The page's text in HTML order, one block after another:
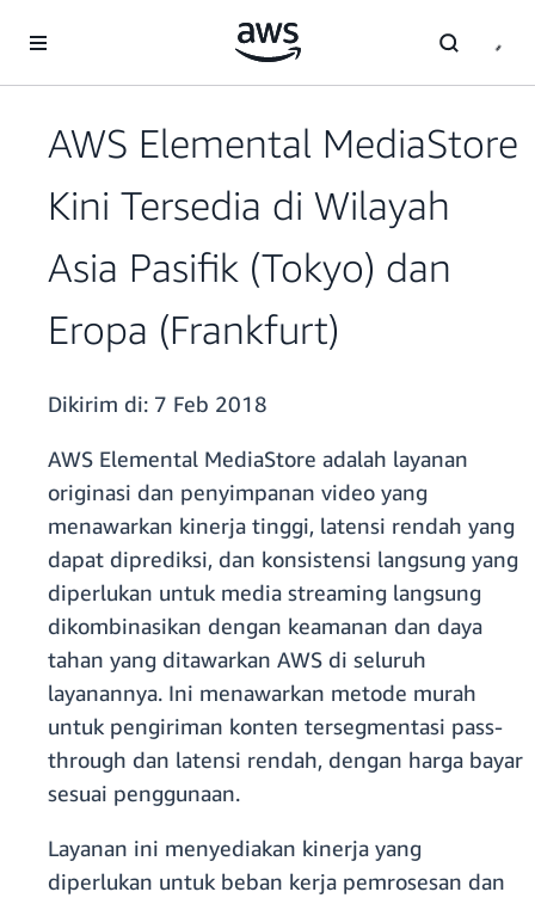
AWS Elemental MediaStore
Kini Tersedia di Wilayah
Asia Pasifik (Tokyo) dan
Eropa (Frankfurt)
Dikirim di: 7 Feb 2018
AWS Elemental MediaStore adalah layanan
originasi dan penyimpanan video yang
menawarkan kinerja tinggi, latensi rendah yang
dapat diprediksi, dan konsistensi langsung yang
diperlukan untuk media streaming langsung
dikombinasikan dengan keamanan dan daya
tahan yang ditawarkan AWS di seluruh
layanannya. Ini menawarkan metode murah
untuk pengiriman konten tersegmentasi pass-
through dan latensi rendah, dengan harga bayar
sesuai penggunaan.
Layanan ini menyediakan kinerja yang
diperlukan untuk beban kerja pemrosesan dan